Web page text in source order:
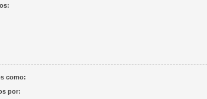
como:
por: